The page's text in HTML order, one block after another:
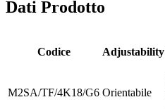
Dati Prodotto
Codice Adjustability
M2SA/TF/4K18/G6 Orientabile